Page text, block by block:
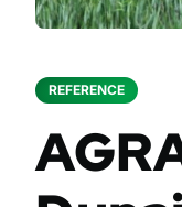
REFERENCE